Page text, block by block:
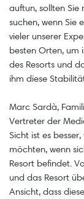
auftun, sollten Sie
suchen, wenn Sie
vieler unserer
besten Orten, um
des Resorts und
ihm diese
Marc Sardà,
Vertreter der
Sicht ist es
möchten, wenn
Resort befindet.
und das Resort
Ansicht, dass